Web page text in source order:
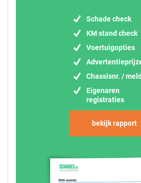
Schade check
KM stand check
Voertuigopties
Chassisnr. /
Eigenaren
registraties
bekijk rapport